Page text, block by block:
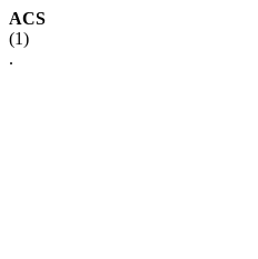
ACS
(1)
.